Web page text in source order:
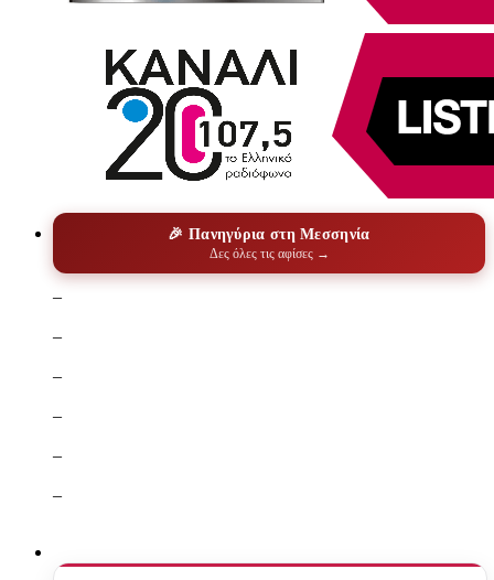
🎉 Πανηγύρια στη Μεσσηνία
Δες όλες τις αφίσες →
–
–
–
–
–
–